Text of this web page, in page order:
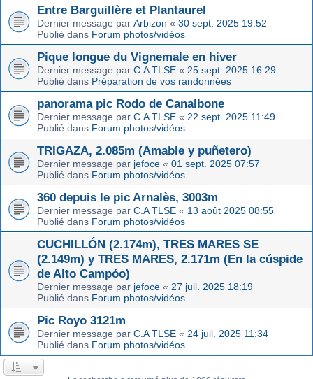
Entre Barguillère et Plantaurel
Dernier message par Arbizon « 30 sept. 2025 19:52
Publié dans Forum photos/vidéos
Pique longue du Vignemale en hiver
Dernier message par C.A TLSE « 25 sept. 2025 16:29
Publié dans Préparation de vos randonnées
panorama pic Rodo de Canalbone
Dernier message par C.A TLSE « 22 sept. 2025 11:49
Publié dans Forum photos/vidéos
TRIGAZA, 2.085m (Amable y puñetero)
Dernier message par jefoce « 01 sept. 2025 07:57
Publié dans Forum photos/vidéos
360 depuis le pic Arnalès, 3003m
Dernier message par C.A TLSE « 13 août 2025 08:55
Publié dans Forum photos/vidéos
CUCHILLÓN (2.174m), TRES MARES SE
(2.149m) y TRES MARES, 2.171m (En la cúspide
de Alto Campóo)
Dernier message par jefoce « 27 juil. 2025 18:19
Publié dans Forum photos/vidéos
Pic Royo 3121m
Dernier message par C.A TLSE « 24 juil. 2025 11:34
Publié dans Forum photos/vidéos